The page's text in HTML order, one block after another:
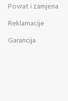
Povrat i zamjena
Reklamacije
Garancija